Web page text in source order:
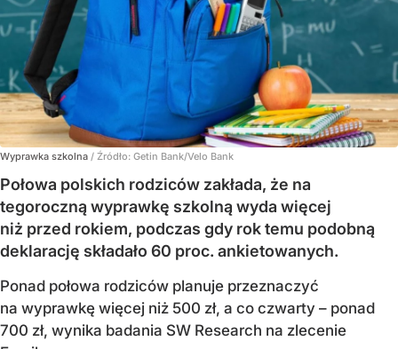
Wyprawka szkolna / Źródło: Getin Bank/Velo Bank
Połowa polskich rodziców zakłada, że na
tegoroczną wyprawkę szkolną wyda więcej
niż przed rokiem, podczas gdy rok temu podobną
deklarację składało 60 proc. ankietowanych.
Ponad połowa rodziców planuje przeznaczyć
na wyprawkę więcej niż 500 zł, a co czwarty – ponad
700 zł, wynika badania SW Research na zlecenie